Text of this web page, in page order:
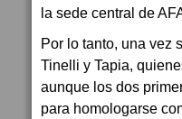
la sede central de
Por lo tanto, una vez
Tinelli y Tapia,
aunque los dos
para homologarse